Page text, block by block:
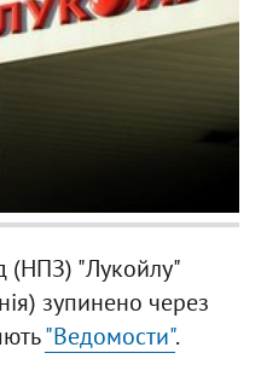
(НПЗ) "Лукойлу"
зупинено через
"Ведомости".